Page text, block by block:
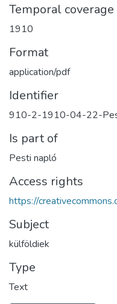
Temporal coverage
1910
Format
application/pdf
Identifier
910-2-1910-04-22-
Is part of
Pesti napló
Access rights
https://
Subject
külföldiek
Type
Text